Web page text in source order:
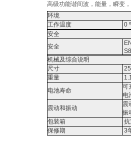
高级功能谐间波，能量，瞬变
环境
工作温度
0
安全
安全
机械及综合说明
尺寸
重量
电池寿命
可
电
震动和振动
震
振
包装箱
保修期
3